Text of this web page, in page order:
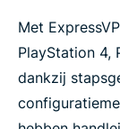
Met
PlayStation 4,
dankzij